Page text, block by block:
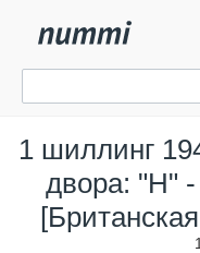
1 шиллинг
двора: "H"